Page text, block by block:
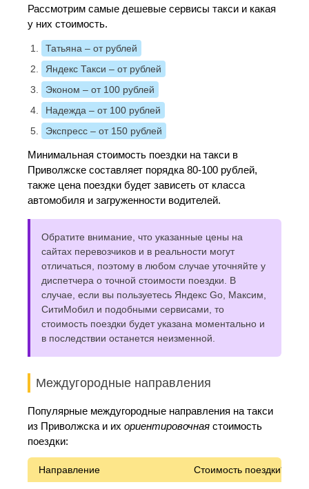
Рассмотрим самые дешевые сервисы такси и какая
у них стоимость.
Татьяна – от рублей
Яндекс Такси – от рублей
Эконом – от 100 рублей
Надежда – от 100 рублей
Экспресс – от 150 рублей
Минимальная стоимость поездки на такси в
Приволжске составляет порядка 80-100 рублей,
также цена поездки будет зависеть от класса
автомобиля и загруженности водителей.
Обратите внимание, что указанные цены на
сайтах перевозчиков и в реальности могут
отличаться, поэтому в любом случае уточняйте у
диспетчера о точной стоимости поездки. В
случае, если вы пользуетесь Яндекс Go, Максим,
СитиМобил и подобными сервисами, то
стоимость поездки будет указана моментально и
в последствии останется неизменной.
Междугородные направления
Популярные междугородные направления на такси
из Приволжска и их ориентировочная стоимость
поездки:
Направление Стоимость поездки*